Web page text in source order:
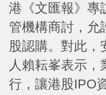
港《文匯報》專
管機構商討，允
股認購。對此，
人賴耘峯表示，
行，讓港股IPO